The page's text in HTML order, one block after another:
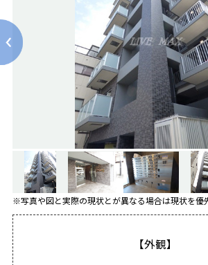
※写真や図と実際の現状とが異なる場合は現状を優
【外観】